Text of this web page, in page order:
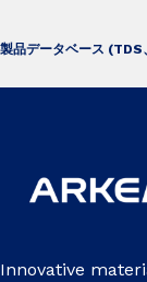
製品データベース (TDS
Innovative